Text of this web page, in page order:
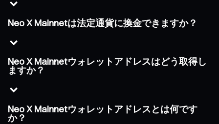
Neo X Mainnetは法定通貨に換金できますか？
Neo X Mainnetウォレットアドレスはどう取得し
ますか？
Neo X Mainnetウォレットアドレスとは何です
か？